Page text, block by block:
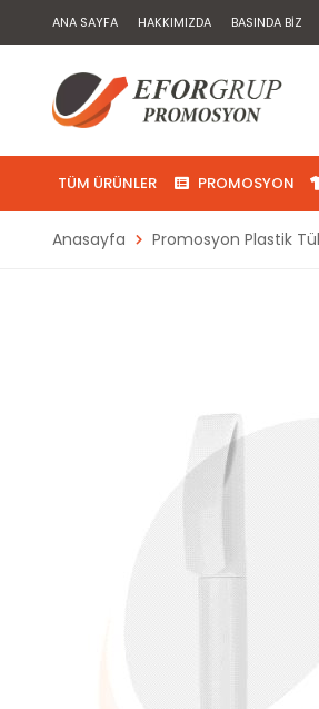
ANA SAYFA HAKKIMIZDA BASINDA BIZ
TÜM ÜRÜNLER PROMOSYON
Anasayfa Promosyon Plastik